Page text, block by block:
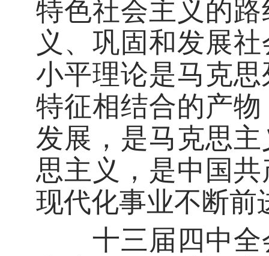
特色社会主义的
义、巩固和发展
小平理论是马克
特征相结合的产
发展，是马克思
思主义，是中国
现代化事业不断前
十三届四中全